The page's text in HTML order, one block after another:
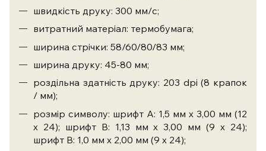
швидкість друку: 300 мм/с;
витратний матеріал: термобумага;
ширина стрічки: 58/60/80/83 мм;
ширина друку: 45-80 мм;
роздільна здатність друку: 203 dpi (8 крапок
/ мм);
розмір символу: шрифт А: 1,5 мм х 3,00 мм (12
х 24); шрифт В: 1,13 мм х 3,00 мм (9 х 24);
шрифт В: 1,0 мм х 2,00 мм (9 х 24);